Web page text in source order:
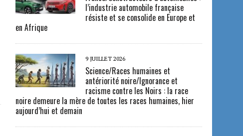
l’industrie automobile française
résiste et se consolide en Europe et
en Afrique
9 JUILLET 2026
Science/Races humaines et
antériorité noire/Ignorance et
racisme contre les Noirs : la race
noire demeure la mère de toutes les races humaines, hier
aujourd’hui et demain